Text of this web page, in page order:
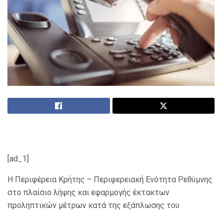
[ad_1]
Η Περιφέρεια Κρήτης – Περιφερειακή Ενότητα Ρεθύμνης
στο πλαίσιο λήψης και εφαρμογής έκτακτων
προληπτικών μέτρων κατά της εξάπλωσης του